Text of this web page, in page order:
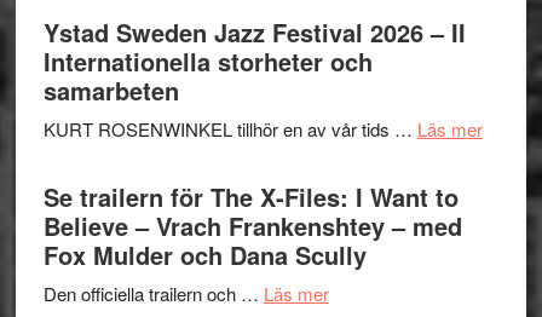
Håkan
Hellström
Folkets
–
en
Ystad Sweden Jazz Festival 2026 – II
Internationella storheter och
samarbeten
KURT ROSENWINKEL tillhör en av vår tids … Läs merom
Se trailern för The X-Files: I Want to
Believe – Vrach Frankenshtey – med
Fox Mulder och Dana Scully
Den officiella trailern och … Läs merom